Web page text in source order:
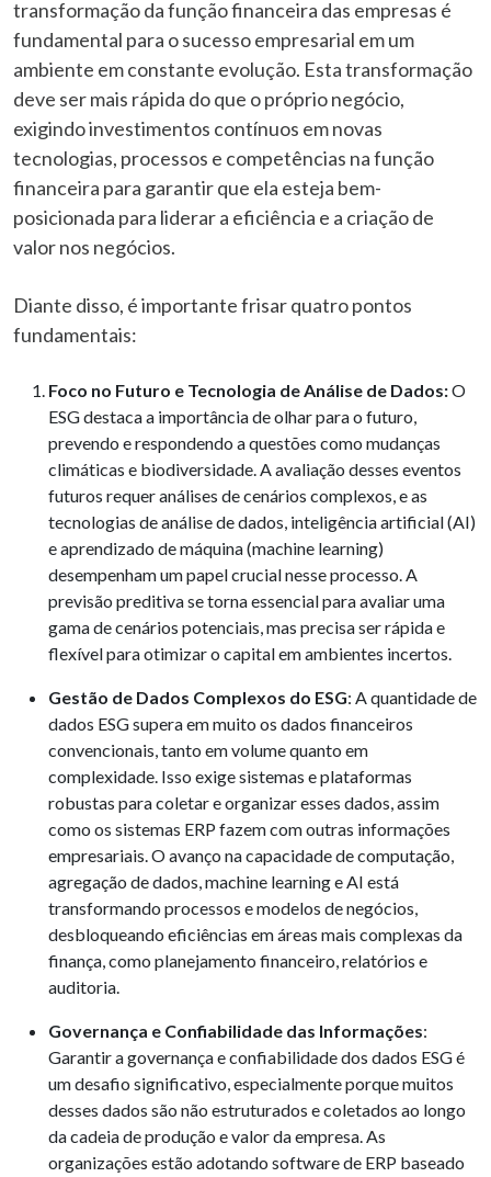
transformação da função financeira das empresas é
fundamental para o sucesso empresarial em um
ambiente em constante evolução. Esta transformação
deve ser mais rápida do que o próprio negócio,
exigindo investimentos contínuos em novas
tecnologias, processos e competências na função
financeira para garantir que ela esteja bem-
posicionada para liderar a eficiência e a criação de
valor nos negócios.
Diante disso, é importante frisar quatro pontos
fundamentais:
Foco no Futuro e Tecnologia de Análise de Dados:O
ESG destaca a importância de olhar para o futuro,
prevendo e respondendo a questões como mudanças
climáticas e biodiversidade. A avaliação desses eventos
futuros requer análises de cenários complexos, e as
tecnologias de análise de dados, inteligência artificial (AI)
e aprendizado de máquina (machine learning)
desempenham um papel crucial nesse processo. A
previsão preditiva se torna essencial para avaliar uma
gama de cenários potenciais, mas precisa ser rápida e
flexível para otimizar o capital em ambientes incertos.
Gestão de Dados Complexos do ESG: A quantidade de
dados ESG supera em muito os dados financeiros
convencionais, tanto em volume quanto em
complexidade. Isso exige sistemas e plataformas
robustas para coletar e organizar esses dados, assim
como os sistemas ERP fazem com outras informações
empresariais. O avanço na capacidade de computação,
agregação de dados, machine learning e AI está
transformando processos e modelos de negócios,
desbloqueando eficiências em áreas mais complexas da
finança, como planejamento financeiro, relatórios e
auditoria.
Governança e Confiabilidade das Informações:
Garantir a governança e confiabilidade dos dados ESG é
um desafio significativo, especialmente porque muitos
desses dados são não estruturados e coletados ao longo
da cadeia de produção e valor da empresa. As
organizações estão adotando software de ERP baseado